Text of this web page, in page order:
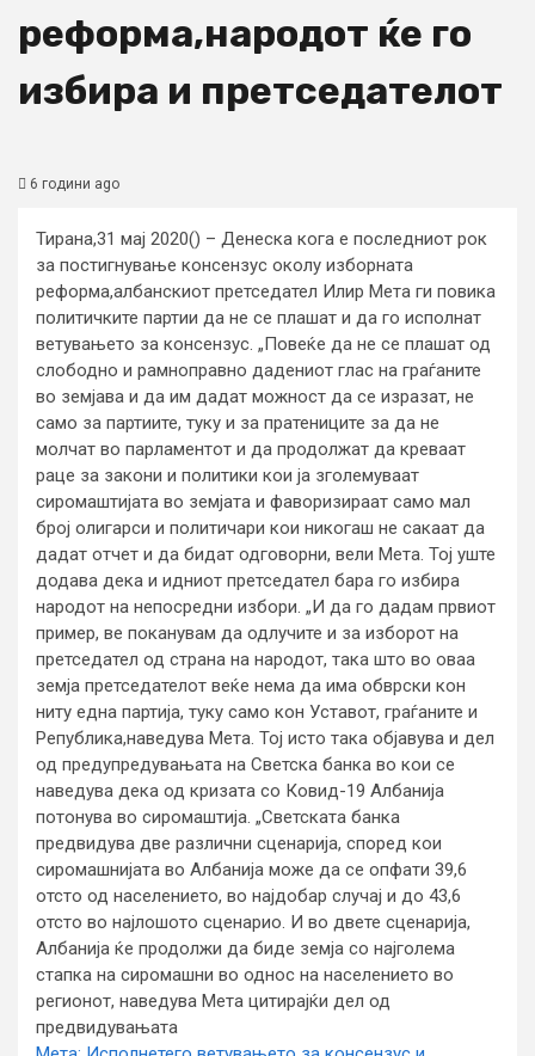
реформа,народот ќе го
избира и претседателот
6 години ago
Тирана,31 мај 2020() – Денеска кога е последниот рок
за постигнување консензус околу изборната
реформа,албанскиот претседател Илир Мета ги повика
политичките партии да не се плашат и да го исполнат
ветувањето за консензус. „Повеќе да не се плашат од
слободно и рамноправно дадениот глас на граѓаните
во земјава и да им дадат можност да се изразат, не
само за партиите, туку и за пратениците за да не
молчат во парламентот и да продолжат да креваат
раце за закони и политики кои ја зголемуваат
сиромаштијата во земјата и фаворизираат само мал
број олигарси и политичари кои никогаш не сакаат да
дадат отчет и да бидат одговорни, вели Мета. Тој уште
додава дека и идниот претседател бара го избира
народот на непосредни избори. „И да го дадам првиот
пример, ве поканувам да одлучите и за изборот на
претседател од страна на народот, така што во оваа
земја претседателот веќе нема да има обврски кон
ниту една партија, туку само кон Уставот, граѓаните и
Република,наведува Мета. Тој исто така објавува и дел
од предупредувањата на Светска банка во кои се
наведува дека од кризата со Ковид-19 Албанија
потонува во сиромаштија. „Светската банка
предвидува две различни сценарија, според кои
сиромашнијата во Албанија може да се опфати 39,6
отсто од населението, во најдобар случај и до 43,6
отсто во најлошото сценарио. И во двете сценарија,
Албанија ќе продолжи да биде земја со најголема
стапка на сиромашни во однос на населението во
регионот, наведува Мета цитирајќи дел од
предвидувањата